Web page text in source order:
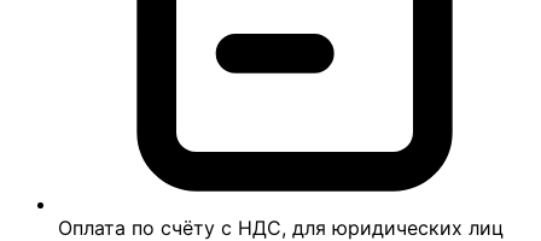
Оплата по счёту с НДС, для юридических лиц